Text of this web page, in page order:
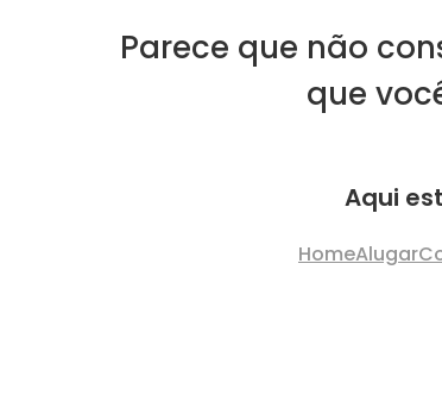
Parece que não
que
Aqui
HomeAlugar